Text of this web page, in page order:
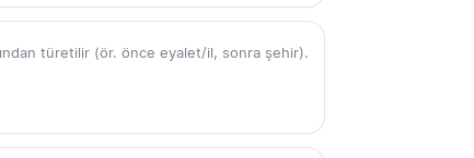
türetilir (ör. önce eyalet/il, sonra şehir).